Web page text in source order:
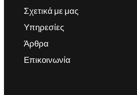
Σχετικά με μας
Υπηρεσίες
Άρθρα
Επικοινωνία